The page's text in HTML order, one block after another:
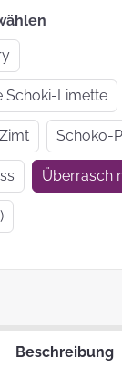
Schoki-Limette
Schoko-
Überrasch
Beschreibung